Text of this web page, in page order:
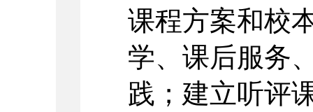
课程方案和校
学、课后服务
践；建立听评